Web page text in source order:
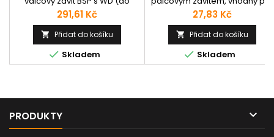
tělesa) / vnitřní závit ORFS.
Cena
291,61 Kč
 Přidat do košíku
 Skladem
použití s hydraulickým okem.
Cena
27,83 Kč
 Přidat do košíku
 Skladem
PRODUKTY 